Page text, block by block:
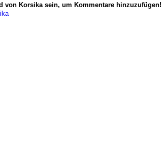
von Korsika sein, um Kommentare hinzuzufügen!